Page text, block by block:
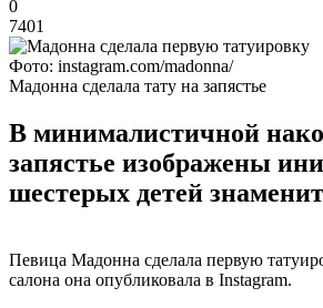
0
7401
Фото: instagram.com/madonna/
Мадонна сделала тату на запястье
В минималистичной
запястье изображены
шестерых детей
Певица Мадонна сделала первую
салона она опубликовала в Instagram.